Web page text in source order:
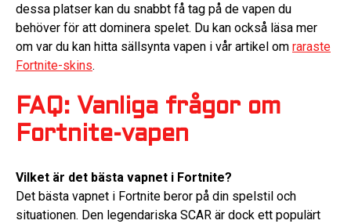
dessa platser kan du snabbt få tag på de vapen du
behöver för att dominera spelet. Du kan också läsa mer
om var du kan hitta sällsynta vapen i vår artikel om raraste
Fortnite-skins.
FAQ: Vanliga frågor om
Fortnite-vapen
Vilket är det bästa vapnet i Fortnite?
Det bästa vapnet i Fortnite beror på din spelstil och
situationen. Den legendariska SCAR är dock ett populärt